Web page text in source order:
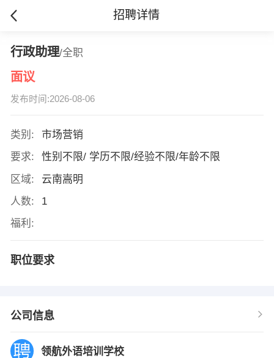
招聘详情
行政助理/全职
面议
发布时间:2026-08-06
类别:
市场营销
要求:
性别不限/ 学历不限/经验不限/年龄不限
区域:
云南嵩明
人数:
1
福利:
职位要求
公司信息
领航外语培训学校